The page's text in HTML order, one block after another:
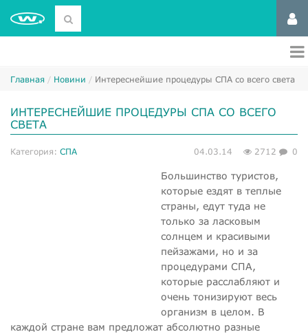
Главная Новини Интереснейшие процедуры СПА со всего света
ИНТЕРЕСНЕЙШИЕ ПРОЦЕДУРЫ СПА СО ВСЕГО
СВЕТА
Категория: СПА 04.03.14 2712 0
Большинство туристов,
которые ездят в теплые
страны, едут туда не
только за ласковым
солнцем и красивыми
пейзажами, но и за
процедурами СПА,
которые расслабляют и
очень тонизируют весь
организм в целом. В
каждой стране вам предложат абсолютно разные